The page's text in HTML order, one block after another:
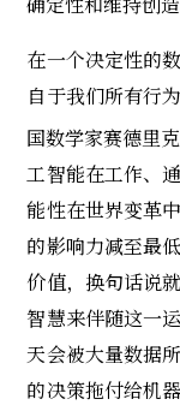
在一个决定性的
自于我们所有行
国数学家赛德里
工智能在工作、
能性在世界变革
的影响力减至最
价值，换句话说
智慧来伴随这一
天会被大量数据
的决策拖付给机